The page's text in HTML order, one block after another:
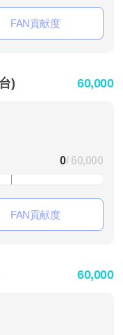
FAN貢献度
) 60,000
0/ 60,000
FAN貢献度
60,000